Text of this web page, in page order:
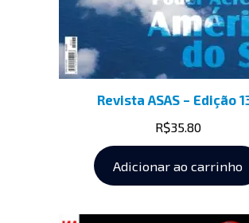
Revista ASAS – Edição
R$35.80
Adicionar ao carrinho